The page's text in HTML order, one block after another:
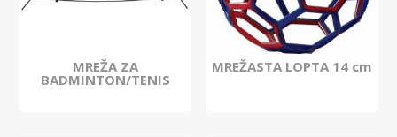
MREŽA ZA
BADMINTON/TENIS
MREŽASTA LOPTA 14 cm